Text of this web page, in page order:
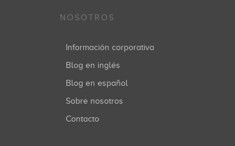
NOSOTROS
Información corporativa
Blog en inglés
Blog en español
Sobre nosotros
Contacto